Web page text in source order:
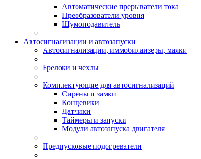
Автоматические прерыватели тока
Преобразователи уровня
Шумоподавитель
Автосигнализации и автозапуски
Автосигнализации, иммобилайзеры, маяки
Брелоки и чехлы
Комплектующие для автосигнализаций
Сирены и замки
Концевики
Датчики
Таймеры и запуски
Модули автозапуска двигателя
Предпусковые подогреватели